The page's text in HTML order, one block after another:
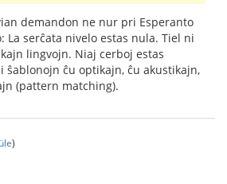
demandon ne nur pri Esperanto
La serĉata nivelo estas nula. Tiel ni
lingvojn. Niaj cerboj estas
ŝablonojn ĉu optikajn, ĉu akustikajn,
(pattern matching).
)